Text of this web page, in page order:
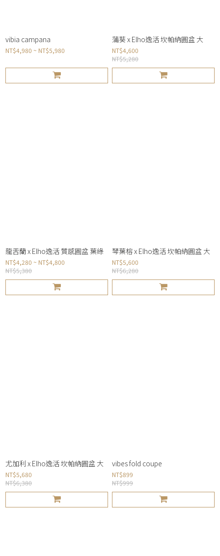
vibia campana
NT$4,980 ~ NT$5,980
蒲葵 x Elho逸活 坎帕納圓盆 大
NT$4,600
NT$5,280
龍舌蘭 x Elho逸活 質感圓盆 葉綠
NT$4,280 ~ NT$4,800
NT$5,380
琴葉榕 x Elho逸活 坎帕納圓盆 大
NT$5,600
NT$6,280
尤加利 x Elho逸活 坎帕納圓盆 大
NT$5,680
NT$6,380
vibes fold coupe
NT$899
NT$999